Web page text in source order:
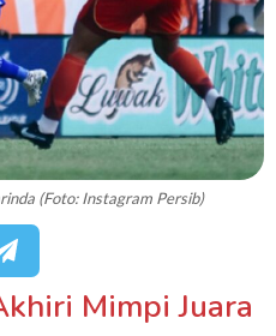
(Foto: Instagram Persib)
Mimpi Juara